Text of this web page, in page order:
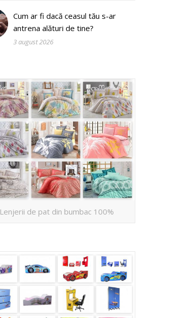
Cum ar fi dacă ceasul tău s-ar
antrena alături de tine?
3 august 2026
Lenjerii de pat din bumbac 100%